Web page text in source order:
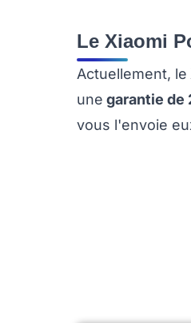
Le Xiaomi
Actuellement, le
une garantie de
vous l'envoie